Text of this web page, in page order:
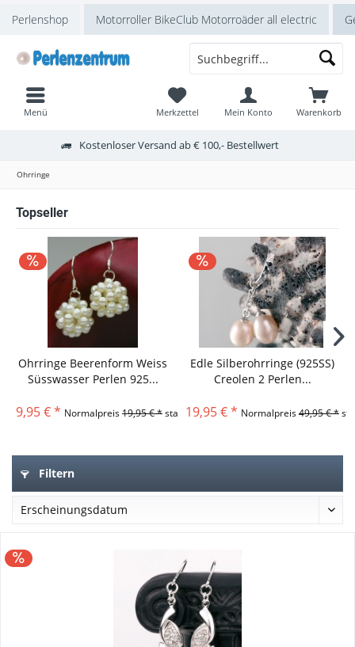
Perlenshop Motorroller BikeClub Motorroäder all electric
Kostenloser Versand ab € 100,- Bestellwert
Warenkorb
Merkzettel Mein Konto
Menü
Ohrringe
Topseller
Ohrringe Beerenform Weiss
Süsswasser Perlen 925...
9,95 € * Normalpreis19,95 € *statt
Edle Silberohrringe (925SS)
Creolen 2 Perlen...
19,95 € * Normalpreis49,95 € *
Filtern